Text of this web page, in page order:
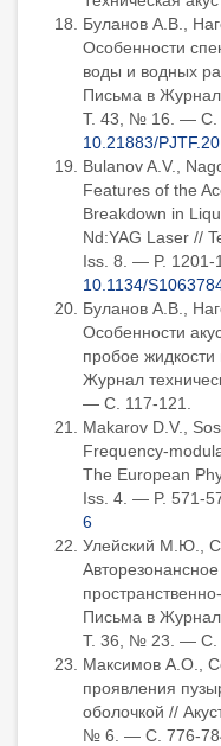
Буланов А.В.,
Особенности
воды и водных
Письма в
Т. 43, № 16. — С.
10.21883/
Bulanov A.V.,
Features of the
Breakdown in
Nd:YAG Laser //
Iss. 8. — P. 1201-
10.1134/
Буланов А.В.,
Особенности
пробое
Журнал
— С. 117-121.
Makarov D.V.,
Frequency-
The European
Iss. 4. — P. 571-
6
Улейский М.Ю.,
Письма в
Т. 36, № 23. — С.
Максимов А.О.,
проявления
оболочкой //
№ 6. — С. 776-